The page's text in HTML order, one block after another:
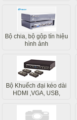
Bộ chia, bộ gộp tín hiệu
hình ảnh
Bộ Khuếch đại kéo dài
HDMI ,VGA, USB,